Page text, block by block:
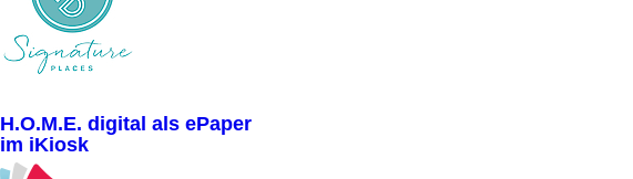
H.O.M.E. digital als ePaper
im iKiosk